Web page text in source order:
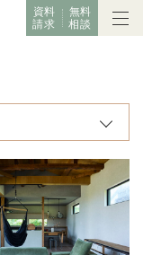
資料
請求
無料
相談